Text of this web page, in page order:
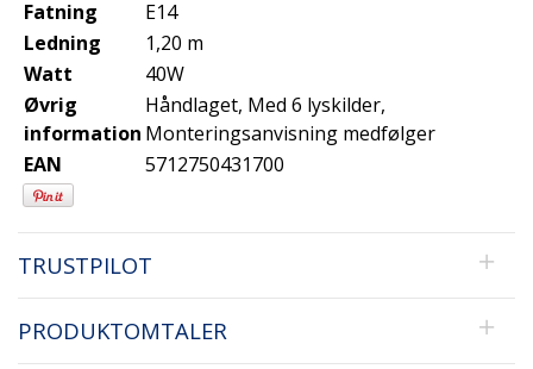
Fatning
E14
Ledning
1,20 m
Watt
40W
Øvrig
information
Håndlaget, Med 6 lyskilder,
Monteringsanvisning medfølger
EAN
5712750431700
TRUSTPILOT
PRODUKTOMTALER